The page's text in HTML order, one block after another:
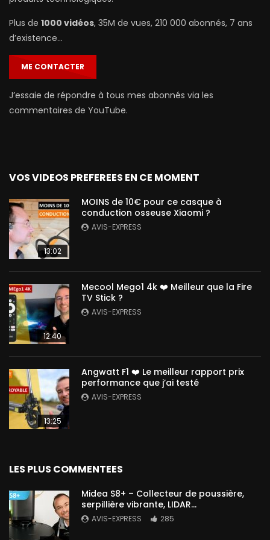
Plus de 1000 vidéos, 35M de vues, 210 000 abonnés, 7 ans
d’existence…
ME CONTACTER
J’essaie de répondre à tous mes abonnés via les
commentaires de YouTube.
VOS VIDEOS PREFEREES EN CE MOMENT
13:02
MOINS de 10€ pour ce casque à
conduction osseuse Xiaomi ?
AVIS-EXPRESS
12:40
Mecool Mego1 4k ❤️ Meilleur que la Fire
TV Stick ?
AVIS-EXPRESS
13:25
Angwatt F1 ❤️ Le meilleur rapport prix
performance que j’ai testé
AVIS-EXPRESS
LES PLUS COMMENTEES
Midea S8+ – Collecteur de poussière,
serpillière vibrante, LIDAR…
AVIS-EXPRESS 285